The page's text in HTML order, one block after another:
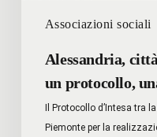
Associazioni sociali
Alessandria,
un protocollo,
Il Protocollo d’Intesa tra
Piemonte per la